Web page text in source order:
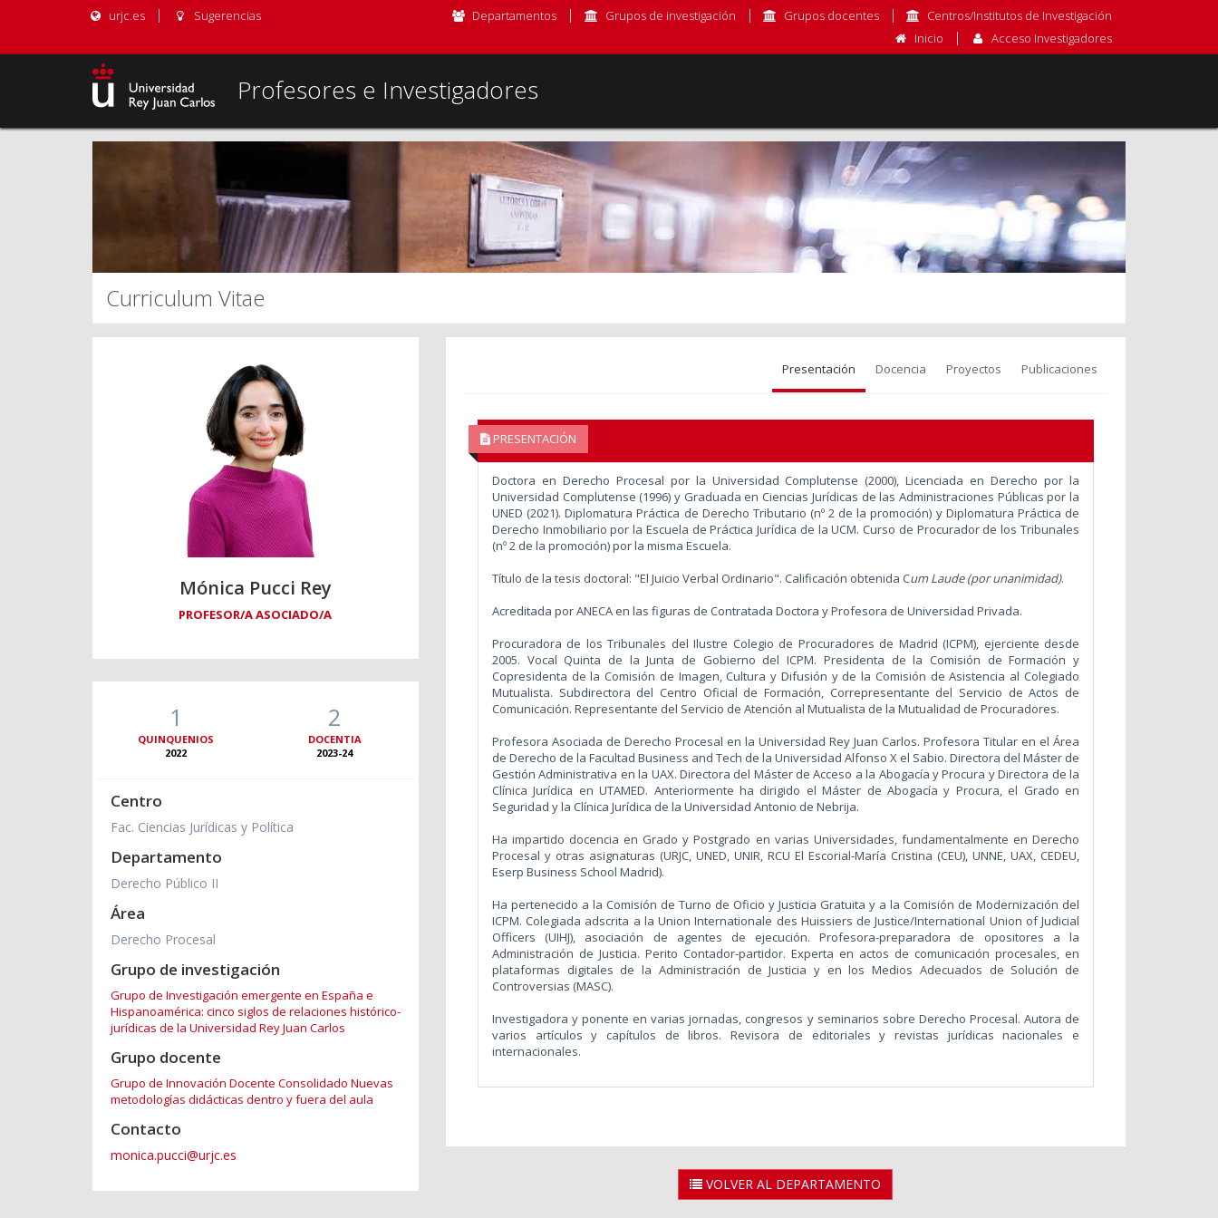
urjc.es Sugerencias Departamentos Grupos de investigación Grupos docentes
Centros/Institutos de Investigación
Inicio
Acceso Investigadores
Profesores e Investigadores
Curriculum Vitae
Mónica Pucci Rey
PROFESOR/A ASOCIADO/A
1
QUINQUENIOS
2022
2
DOCENTIA
2023-24
Centro
Fac. Ciencias Jurídicas y Política
Departamento
Derecho Público II
Área
Derecho Procesal
Grupo de investigación
Grupo de Investigación emergente en España e
Hispanoamérica: cinco siglos de relaciones histórico-
jurídicas de la Universidad Rey Juan Carlos
Grupo docente
Grupo de Innovación Docente Consolidado Nuevas
metodologías didácticas dentro y fuera del aula
Contacto
monica.pucci@urjc.es
Presentación Docencia Proyectos Publicaciones
PRESENTACIÓN
Doctora en Derecho Procesal por la Universidad Complutense (2000), Licenciada en Derecho por la
Universidad Complutense (1996) y Graduada en Ciencias Jurídicas de las Administraciones Públicas por la
UNED (2021). Diplomatura Práctica de Derecho Tributario (nº 2 de la promoción) y Diplomatura Práctica de
Derecho Inmobiliario por la Escuela de Práctica Jurídica de la UCM. Curso de Procurador de los Tribunales
(nº 2 de la promoción) por la misma Escuela.
Título de la tesis doctoral: "El Juicio Verbal Ordinario". Calificación obtenida Cum Laude (por unanimidad).
Acreditada por ANECA en las figuras de Contratada Doctora y Profesora de Universidad Privada.
Procuradora de los Tribunales del Ilustre Colegio de Procuradores de Madrid (ICPM), ejerciente desde
2005. Vocal Quinta de la Junta de Gobierno del ICPM. Presidenta de la Comisión de Formación y
Copresidenta de la Comisión de Imagen, Cultura y Difusión y de la Comisión de Asistencia al Colegiado
Mutualista. Subdirectora del Centro Oficial de Formación, Correpresentante del Servicio de Actos de
Comunicación. Representante del Servicio de Atención al Mutualista de la Mutualidad de Procuradores.
Profesora Asociada de Derecho Procesal en la Universidad Rey Juan Carlos. Profesora Titular en el Área
de Derecho de la Facultad Business and Tech de la Universidad Alfonso X el Sabio. Directora del Máster de
Gestión Administrativa en la UAX. Directora del Máster de Acceso a la Abogacía y Procura y Directora de la
Clínica Jurídica en UTAMED. Anteriormente ha dirigido el Máster de Abogacía y Procura, el Grado en
Seguridad y la Clínica Jurídica de la Universidad Antonio de Nebrija.
Ha impartido docencia en Grado y Postgrado en varias Universidades, fundamentalmente en Derecho
Procesal y otras asignaturas (URJC, UNED, UNIR, RCU El Escorial-María Cristina (CEU), UNNE, UAX, CEDEU,
Eserp Business School Madrid).
Ha pertenecido a la Comisión de Turno de Oficio y Justicia Gratuita y a la Comisión de Modernización del
ICPM. Colegiada adscrita a la Union Internationale des Huissiers de Justice/International Union of Judicial
Officers (UIHJ), asociación de agentes de ejecución. Profesora-preparadora de opositores a la
Administración de Justicia. Perito Contador-partidor. Experta en actos de comunicación procesales, en
plataformas digitales de la Administración de Justicia y en los Medios Adecuados de Solución de
Controversias (MASC).
Investigadora y ponente en varias jornadas, congresos y seminarios sobre Derecho Procesal. Autora de
varios artículos y capítulos de libros. Revisora de editoriales y revistas jurídicas nacionales e
internacionales.
VOLVER AL DEPARTAMENTO